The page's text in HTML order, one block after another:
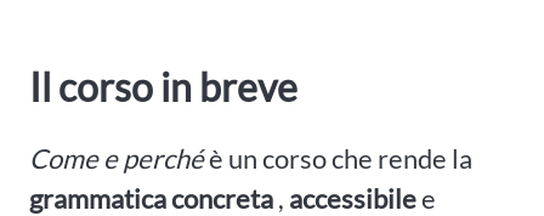
Il corso in breve
Come e perchéè un corso che rende la
grammatica concreta, accessibilee